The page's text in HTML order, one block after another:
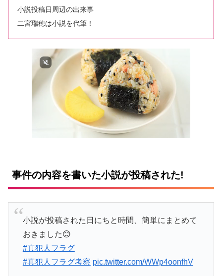
小説投稿日周辺の出来事
二宮瑞穂は小説を代筆！
事件の内容を書いた小説が投稿された!
小説が投稿された日にちと時間、簡単にまとめて
おきました😊
#真犯人フラグ
#真犯人フラグ考察 pic.twitter.com/WWp4oonfhV